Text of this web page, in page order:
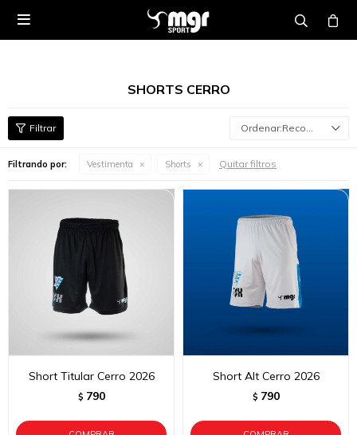

SHORTS CERRO
Recomendados
Filtrando por: Vestimenta Shorts Quitar filtros
Short Titular Cerro 2026
$ 790
Short Alt Cerro 2026
$ 790